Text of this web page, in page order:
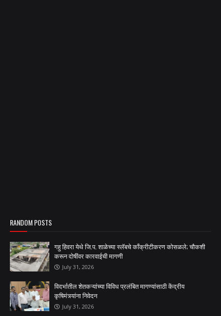
RANDOM POSTS
गहु हिवरा येथे जि.प. शाळेच्या स्लॅबचे काँक्रीटीकरण कोसळले; चौकशी
करून दोषींवर कारवाईची मागणी
July 31, 2026
विदर्भातील शेतकऱ्यांच्या विविध प्रलंबित मागण्यांसाठी केंद्रीय
कृषिमंत्र्यांना निवेदन
July 31, 2026